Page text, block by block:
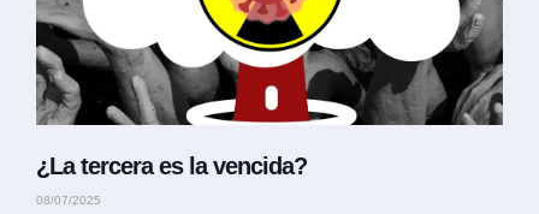
¿La tercera es la vencida?
08/07/2025